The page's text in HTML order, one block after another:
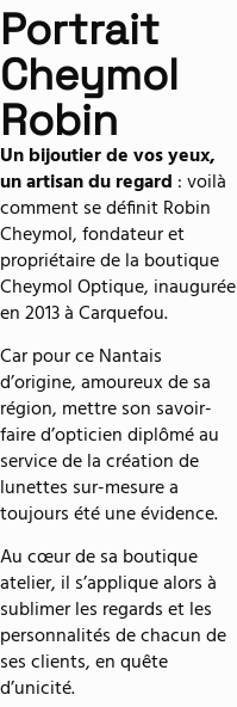
Portrait
Cheymol
Robin
Un bijoutier de vos yeux,
un artisan du regard : voilà
comment se définit Robin
Cheymol, fondateur et
propriétaire de la boutique
Cheymol Optique, inaugurée
en 2013 à Carquefou.
Car pour ce Nantais
d’origine, amoureux de sa
région, mettre son savoir-
faire d’opticien diplômé au
service de la création de
lunettes sur-mesure a
toujours été une évidence.
Au cœur de sa boutique
atelier, il s’applique alors à
sublimer les regards et les
personnalités de chacun de
ses clients, en quête
d’unicité.